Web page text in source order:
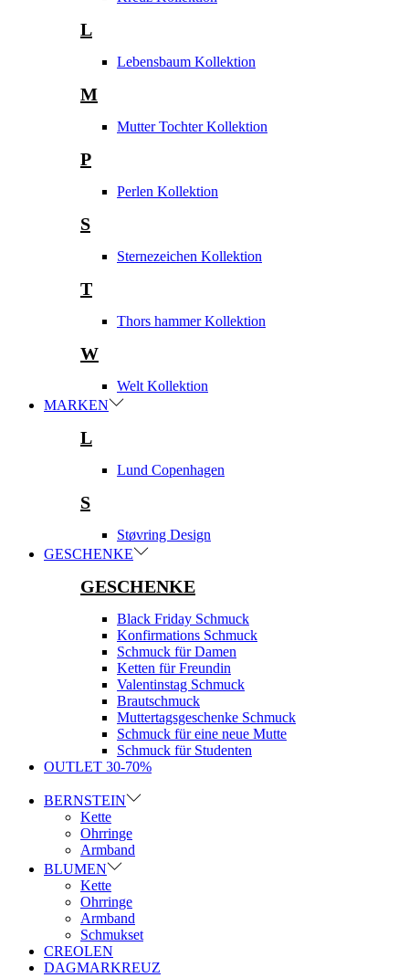
L
Lebensbaum Kollektion
M
Mutter Tochter Kollektion
P
Perlen Kollektion
S
Sternezeichen Kollektion
T
Thors hammer Kollektion
W
Welt Kollektion
MARKEN
L
Lund Copenhagen
S
Støvring Design
GESCHENKE
GESCHENKE
Black Friday Schmuck
Konfirmations Schmuck
Schmuck für Damen
Ketten für Freundin
Valentinstag Schmuck
Brautschmuck
Muttertagsgeschenke Schmuck
Schmuck für eine neue Mutte
Schmuck für Studenten
OUTLET 30-70%
BERNSTEIN
Kette
Ohrringe
Armband
BLUMEN
Kette
Ohrringe
Armband
Schmukset
CREOLEN
DAGMARKREUZ